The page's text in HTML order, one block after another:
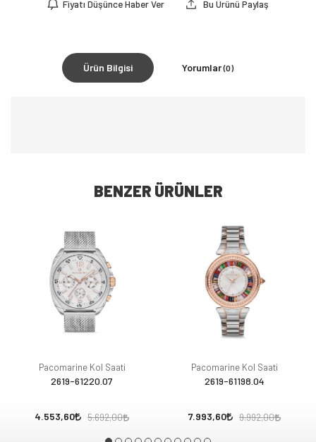
Fiyatı Düşünce Haber Ver Bu Ürünü Paylaş
Ürün Bilgisi Yorumlar(0)
BENZER ÜRÜNLER
Pacomarine Kol Saati
2619-61220.07
4.553,60 5.692,00
Pacomarine Kol Saati
2619-61198.04
7.993,60 9.992,00